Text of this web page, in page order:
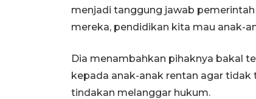
menjadi tanggung jawab
mereka, pendidikan kita mau anak-
Dia menambahkan pihaknya bakal
kepada anak-anak rentan agar
tindakan melanggar hukum.